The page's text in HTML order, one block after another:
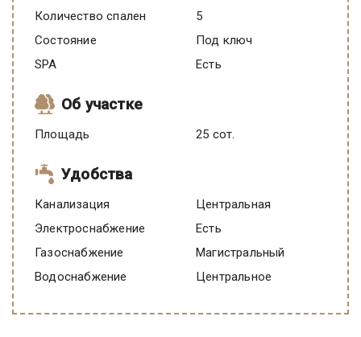
Количество спален
5
Состояние
под ключ
SPA
есть
Об участке
Площадь 25 сот.
Удобства
Канализация
Центральная
Электроснабжение
есть
Газоснабжение
Магистральный
Водоснабжение
Центральное